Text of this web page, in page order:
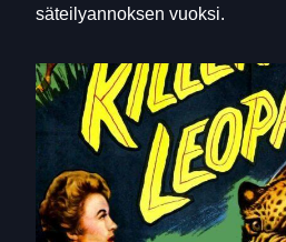
säteilyannoksen vuoksi.